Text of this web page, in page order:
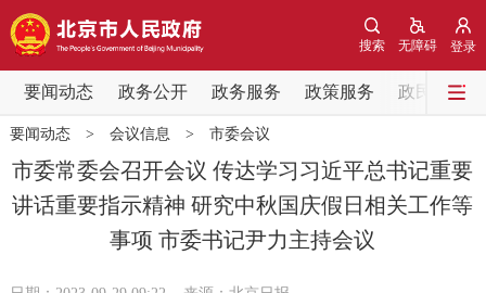
登录
无障碍
搜索
要闻动态 政务公开 政务服务 政策服务 政民互动
要闻动态
党中央精神 国务院信息
北京要闻 会议信息 部门动态
要闻动态> 会议信息 > 市委会议
市委常委会召开会议 传达学习习近平总书记重要
讲话重要指示精神 研究中秋国庆假日相关工作等
事项 市委书记尹力主持会议